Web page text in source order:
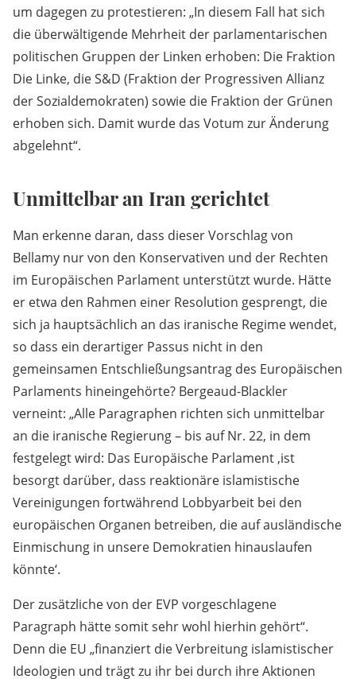
um dagegen zu protestieren: „In diesem Fall hat sich
die überwältigende Mehrheit der parlamentarischen
politischen Gruppen der Linken erhoben: Die Fraktion
Die Linke, die S&D (Fraktion der Progressiven Allianz
der Sozialdemokraten) sowie die Fraktion der Grünen
erhoben sich. Damit wurde das Votum zur Änderung
abgelehnt“.
Unmittelbar an Iran gerichtet
Man erkenne daran, dass dieser Vorschlag von
Bellamy nur von den Konservativen und der Rechten
im Europäischen Parlament unterstützt wurde. Hätte
er etwa den Rahmen einer Resolution gesprengt, die
sich ja hauptsächlich an das iranische Regime wendet,
so dass ein derartiger Passus nicht in den
gemeinsamen Entschließungsantrag des Europäischen
Parlaments hineingehörte? Bergeaud-Blackler
verneint: „Alle Paragraphen richten sich unmittelbar
an die iranische Regierung – bis auf Nr. 22, in dem
festgelegt wird: Das Europäische Parlament ‚ist
besorgt darüber, dass reaktionäre islamistische
Vereinigungen fortwährend Lobbyarbeit bei den
europäischen Organen betreiben, die auf ausländische
Einmischung in unsere Demokratien hinauslaufen
könnte‘.
Der zusätzliche von der EVP vorgeschlagene
Paragraph hätte somit sehr wohl hierhin gehört“.
Denn die EU „finanziert die Verbreitung islamistischer
Ideologien und trägt zu ihr bei durch ihre Aktionen